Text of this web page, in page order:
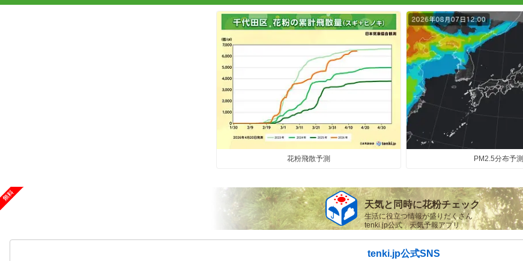
今日21日は黄砂が広く飛来 花粉とのダブル影響に注意 症状悪化や洗濯物など対策を
スギ、ヒノキ花粉シーズン終了へ 東京の飛散量は例年の1.2倍(速報値)
気象予報士の解説をもっと見る
花粉飛散予測 PM2.5分布予測
天気と同時に花粉チェック
生活に役立つ情報が盛りだくさん
tenki.jp公式 天気予報アプリ
tenki.jp公式SNS